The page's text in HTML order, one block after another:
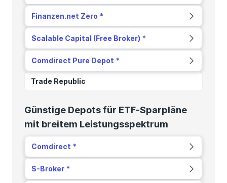
Finanzen.net Zero
Scalable Capital (Free Broker)
Comdirect Pure Depot
Trade Republic
Günstige Depots für ETF-Sparpläne
mit breitem Leistungsspektrum
Comdirect
S-Broker